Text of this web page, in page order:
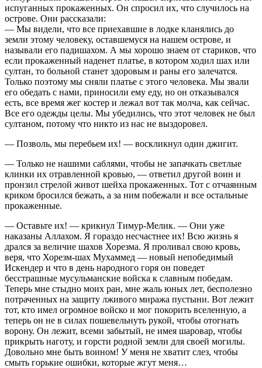
испуганных прокаженных. Он спросил их, что случилось на
острове. Они рассказали:
— Мы видели, что все приехавшие в лодке кланялись до
земли этому человеку, оставшемуся на нашем острове, и
называли его падишахом. А мы хорошо знаем от стариков, что
если прокаженный наденет платье, в котором ходил шах или
султан, то больной станет здоровым и раны его залечатся.
Только поэтому мы сняли платье с этого человека. Мы звали
его обедать с нами, приносили ему еду, но он отказывался
есть, все время жег костер и лежал вот так молча, как сейчас.
Все его одежды целы. Мы убедились, что этот человек не был
султаном, потому что никто из нас не выздоровел.
— Позволь, мы перебьем их! — воскликнул один джигит.
— Только не нашими саблями, чтобы не запачкать светлые
клинки их отравленной кровью, — ответил другой воин и
пронзил стрелой живот шейха прокаженных. Тот с отчаянным
криком бросился бежать, а за ним побежали и все остальные
прокаженные.
— Оставьте их! — крикнул Тимур-Мелик. — Они уже
наказаны Аллахом. Я гораздо несчастнее их! Всю жизнь я
дрался за величие шахов Хорезма. Я проливал свою кровь,
веря, что Хорезм-шах Мухаммед — новый непобедимый
Искендер и что в день народного горя он поведет
бесстрашные мусульманские войска к славным победам.
Теперь мне стыдно моих ран, мне жаль юных лет, бесполезно
потраченных на защиту лживого миража пустыни. Вот лежит
тот, кто имел огромное войско и мог покорить вселенную, а
теперь он не в силах пошевельнуть рукой, чтобы отогнать
ворону. Он лежит, всеми забытый, не имея шаровар, чтобы
прикрыть наготу, и горсти родной земли для своей могилы.
Довольно мне быть воином! У меня не хватит слез, чтобы
смыть горькие ошибки, которые жгут меня…